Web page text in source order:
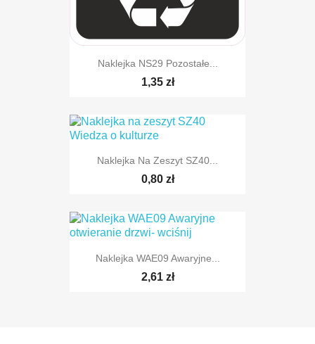
Naklejka NS29 Pozostałe...
1,35 zł
Naklejka Na Zeszyt SZ40...
0,80 zł
Naklejka WAE09 Awaryjne...
2,61 zł